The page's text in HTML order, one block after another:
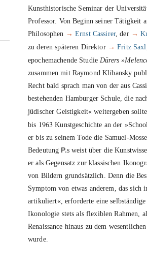
Kunsthistorische Seminar der
Professor. Von Beginn seiner Tätigkeit
Philosophen → Ernst Cassirer, der →
zu deren späteren Direktor → Fritz Saxl
epochemachende Studie Dürers
zusammen mit Raymond Klibansky
Recht bald sprach man von der aus
bestehenden Hamburger Schule, die
jüdischer Geistigkeit« weitergeben
bis 1963 Kunstgeschichte an der
er bis zu seinem Tode die Samuel-
Bedeutung P.s weist über die
er als Gegensatz zur klassischen
von Bildern grundsätzlich. Denn die
Symptom von etwas anderem, das sich
artikuliert«, erforderte eine
Ikonologie stets als flexiblen Rahmen,
Renaissance hinaus zu dem
wurde.